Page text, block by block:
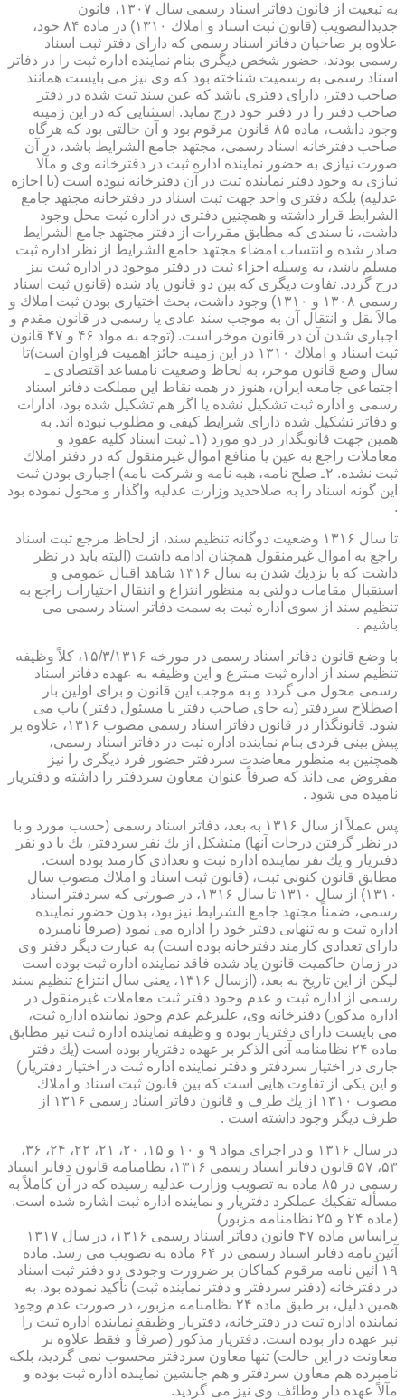
به تبعیت از قانون دفاتر اسناد رسمی سال ۱۳۰۷، قانون
جدیدالتصویب (قانون ثبت اسناد و املاك ۱۳۱۰) در ماده ۸۴ خود،
علاوه بر صاحبان دفاتر اسناد رسمی كه دارای دفتر ثبت اسناد
رسمی بودند، حضور شخص دیگری بنام نماینده اداره ثبت را در دفاتر
اسناد رسمی به رسمیت شناخته بود كه وی نیز می بایست همانند
صاحب دفتر، دارای دفتری باشد كه عین سند ثبت شده در دفتر
صاحب دفتر را در دفتر خود درج نماید. استثنایی كه در این زمینه
وجود داشت، ماده ۸۵ قانون مرقوم بود و آن حالتی بود كه هرگاه
صاحب دفترخانه اسناد رسمی، مجتهد جامع الشرایط باشد، در آن
صورت نیازی به حضور نماینده اداره ثبت در دفترخانه وی و مآلا
نیازی به وجود دفتر نماینده ثبت در آن دفترخانه نبوده است (با اجازه
عدلیه) بلكه دفتری واحد جهت ثبت اسناد در دفترخانه مجتهد جامع
الشرایط قرار داشته و همچنین دفتری در اداره ثبت محل وجود
داشت، تا سندی كه مطابق مقررات از دفتر مجتهد جامع الشرایط
صادر شده و انتساب امضاء مجتهد جامع الشرایط از نظر اداره ثبت
مسلم باشد، به وسیله اجزاء ثبت در دفتر موجود در اداره ثبت نیز
درج گردد. تفاوت دیگری كه بین دو قانون یاد شده (قانون ثبت اسناد
رسمی ۱۳۰۸ و ۱۳۱۰) وجود داشت، بحث اختیاری بودن ثبت املاك و
مالاً نقل و انتقال آن به موجب سند عادی یا رسمی در قانون مقدم و
اجباری شدن آن در قانون موخر است. (توجه به مواد ۴۶ و ۴۷ قانون
ثبت اسناد و املاك ۱۳۱۰ در این زمینه حائز اهمیت فراوان است)تا
سال وضع قانون موخر، به لحاظ وضعیت نامساعد اقتصادی ـ
اجتماعی جامعه ایران، هنوز در همه نقاط این مملكت دفاتر اسناد
رسمی و اداره ثبت تشكیل نشده یا اگر هم تشكیل شده بود، ادارات
و دفاتر تشكیل شده دارای شرایط كیفی و مطلوب نبوده اند. به
همین جهت قانونگذار در دو مورد (۱ـ ثبت اسناد كلیه عقود و
معاملات راجع به عین یا منافع اموال غیرمنقول كه در دفتر املاك
ثبت نشده. ۲ـ صلح نامه، هبه نامه و شركت نامه) اجباری بودن ثبت
این گونه اسناد را به صلاحدید وزارت عدلیه واگذار و محول نموده بود
.
تا سال ۱۳۱۶ وضعیت دوگانه تنظیم سند، از لحاظ مرجع ثبت اسناد
راجع به اموال غیرمنقول همچنان ادامه داشت (البته باید در نظر
داشت كه با نزدیك شدن به سال ۱۳۱۶ شاهد اقبال عمومی و
استقبال مقامات دولتی به منظور انتزاع و انتقال اختیارات راجع به
تنظیم سند از سوی اداره ثبت به سمت دفاتر اسناد رسمی می
باشیم .
با وضع قانون دفاتر اسناد رسمی در مورخه ۱۵/۳/۱۳۱۶، كلاً وظیفه
تنظیم سند از اداره ثبت منتزع و این وظیفه به عهده دفاتر اسناد
رسمی محول می گردد و به موجب این قانون و برای اولین بار
اصطلاح سردفتر (به جای صاحب دفتر یا مسئول دفتر ) باب می
شود. قانونگذار در قانون دفاتر اسناد رسمی مصوب ۱۳۱۶، علاوه بر
پیش بینی فردی بنام نماینده اداره ثبت در دفاتر اسناد رسمی،
همچنین به منظور معاضدت سردفتر حضور فرد دیگری را نیز
مفروض می داند كه صرفاً عنوان معاون سردفتر را داشته و دفتریار
نامیده می شود .
پس عملاً از سال ۱۳۱۶ به بعد، دفاتر اسناد رسمی (حسب مورد و با
در نظر گرفتن درجات آنها) متشكل از یك نفر سردفتر، یك یا دو نفر
دفتریار و یك نفر نماینده اداره ثبت و تعدادی كارمند بوده است.
مطابق قانون كنونی ثبت، (قانون ثبت اسناد و املاك مصوب سال
۱۳۱۰) از سال ۱۳۱۰ تا سال ۱۳۱۶، در صورتی كه سردفتر اسناد
رسمی، ضمناً مجتهد جامع الشرایط نیز بود، بدون حضور نماینده
اداره ثبت و به تنهایی دفتر خود را اداره می نمود (صرفاً نامبرده
دارای تعدادی كارمند دفترخانه بوده است) به عبارت دیگر دفتر وی
در زمان حاكمیت قانون یاد شده فاقد نماینده اداره ثبت بوده است
لیكن از این تاریخ به بعد، (ازسال ۱۳۱۶، یعنی سال انتزاع تنظیم سند
رسمی از اداره ثبت و عدم وجود دفتر ثبت معاملات غیرمنقول در
اداره مذكور) دفترخانه وی، علیرغم عدم وجود نماینده اداره ثبت،
می بایست دارای دفتریار بوده و وظیفه نماینده اداره ثبت نیز مطابق
ماده ۲۴ نظامنامه آتی الذكر بر عهده دفتریار بوده است (یك دفتر
جاری در اختیار سردفتر و دفتر نماینده اداره ثبت در اختیار دفتریار)
و این یكی از تفاوت هایی است كه بین قانون ثبت اسناد و املاك
مصوب ۱۳۱۰ از یك طرف و قانون دفاتر اسناد رسمی ۱۳۱۶ از
طرف دیگر وجود داشته است .
در سال ۱۳۱۶ و در اجرای مواد ۹ و ۱۰ و ۱۵، ۲۰، ۲۱، ۲۲، ۲۴، ۳۶،
۵۳، ۵۷ قانون دفاتر اسناد رسمی ۱۳۱۶، نظامنامه قانون دفاتر اسناد
رسمی در ۸۵ ماده به تصویب وزارت عدلیه رسیده كه در آن كاملاً به
مسأله تفكیك عملكرد دفتریار و نماینده اداره ثبت اشاره شده است.
(ماده ۲۴ و ۲۵ نظامنامه مزبور)
براساس ماده ۴۷ قانون دفاتر اسناد رسمی ۱۳۱۶، در سال ۱۳۱۷
آئین نامه دفاتر اسناد رسمی در ۶۴ ماده به تصویب می رسد. ماده
۱۹ آئین نامه مرقوم كماكان بر ضرورت وجودی دو دفتر ثبت اسناد
در دفترخانه (دفتر سردفتر و دفتر نماینده ثبت) تأكید نموده بود. به
همین دلیل، بر طبق ماده ۲۴ نظامنامه مزبور، در صورت عدم وجود
نماینده اداره ثبت در دفترخانه، دفتریار وظیفه نماینده اداره ثبت را
نیز عهده دار بوده است. دفتریار مذكور (صرفاً و فقط علاوه بر
معاونت در این حالت) تنها معاون سردفتر محسوب نمی گردید، بلكه
نامبرده هم معاون سردفتر و هم جانشین نماینده اداره ثبت بوده و
مآلاً عهده دار وظائف وی نیز می گردید.